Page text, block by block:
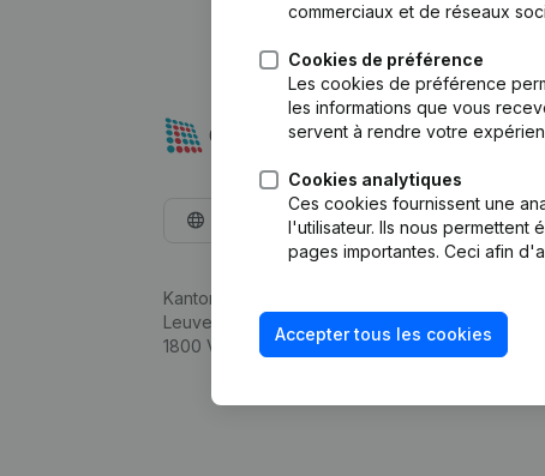
commerciaux et de réseaux
Cookies de préférence
Les cookies de préférence
les informations que vous
servent à rendre votre
Cookies analytiques
Ces cookies fournissent une
l'utilisateur. Ils nous permettent
pages importantes. Ceci afin
Accepter tous les cookies
Français
Kantorenpark Everest
Leuvensesteenweg 248D,
1800 Vilvoorde